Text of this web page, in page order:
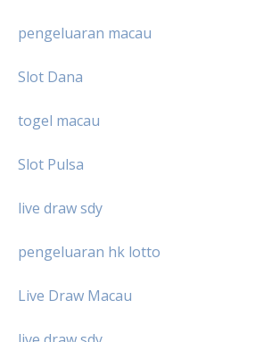
pengeluaran macau
Slot Dana
togel macau
Slot Pulsa
live draw sdy
pengeluaran hk lotto
Live Draw Macau